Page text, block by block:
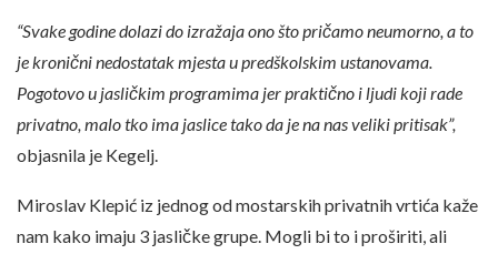
“Svake godine dolazi do izražaja ono što pričamo neumorno, a to
je kronični nedostatak mjesta u predškolskim ustanovama.
Pogotovo u jasličkim programima jer praktično i ljudi koji rade
privatno, malo tko ima jaslice tako da je na nas veliki pritisak”,
objasnila je Kegelj.
Miroslav Klepić iz jednog od mostarskih privatnih vrtića kaže
nam kako imaju 3 jasličke grupe. Mogli bi to i proširiti, ali